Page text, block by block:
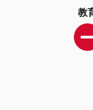
教